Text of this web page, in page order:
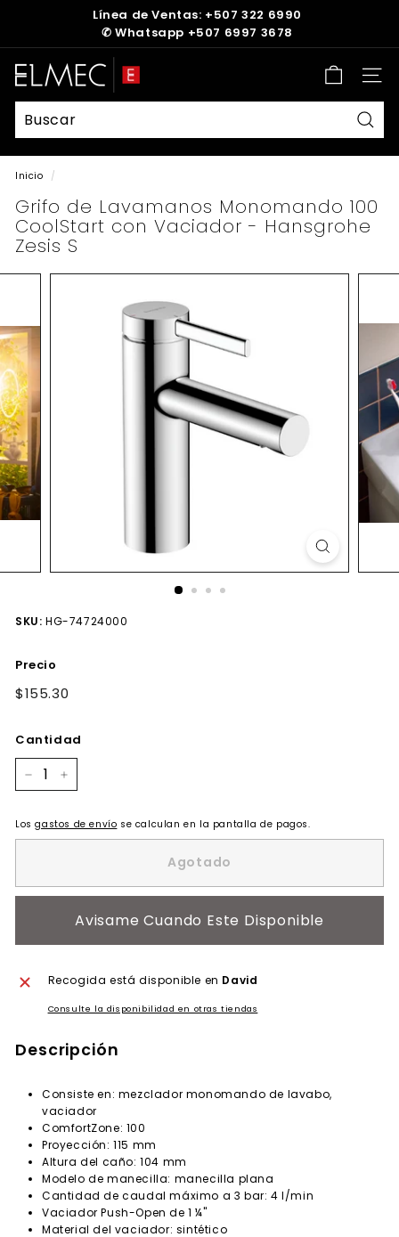
diapositivas
pausa
Línea de Ventas: +507 322 6990
✆ Whatsapp +507 6997 3678
E
L
M
E
C
Inicio /
Grifo de Lavamanos Monomando 100
CoolStart con Vaciador - Hansgrohe
Zesis S
SKU: HG-74724000
Precio
Precio
$155.30
Cantidad
Losgastos de envío se calculan en la pantalla de pagos.
Agotado
Avisame Cuando Este Disponible
Recogida está disponible en David
Consulte la disponibilidad en otras tiendas
Descripción
Consiste en: mezclador monomando de lavabo,
vaciador
ComfortZone: 100
Proyección: 115 mm
Altura del caño: 104 mm
Modelo de manecilla: manecilla plana
Cantidad de caudal máximo a 3 bar: 4 l/min
Vaciador Push-Open de 1 ¼"
Material del vaciador: sintético